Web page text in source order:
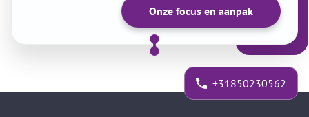
Onze focus en aanpak
+31850230562